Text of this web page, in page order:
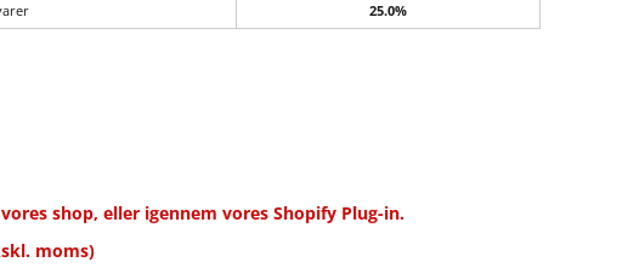
25.0%
shop, eller igennem vores Shopify Plug-in.
moms)